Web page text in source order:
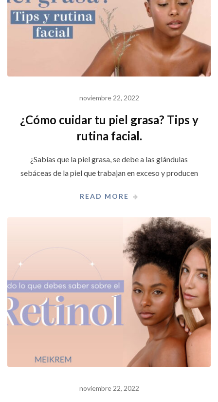
noviembre 22, 2022
¿Cómo cuidar tu piel grasa? Tips y
rutina facial.
¿Sabías que la piel grasa, se debe a las glándulas
sebáceas de la piel que trabajan en exceso y producen
READ MORE
noviembre 22, 2022